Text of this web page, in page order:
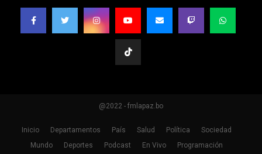
@2022 - fmlapaz.bo
Inicio Departamentos País Salud Política
Sociedad
Mundo
Deportes Podcast En Vivo Programación